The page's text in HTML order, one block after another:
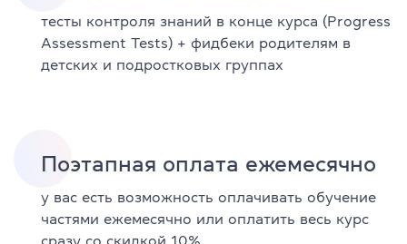
тесты контроля знаний в конце курса (Progress
Assessment Tests) + фидбеки родителям в
детских и подростковых группах
Поэтапная оплата ежемесячно
у вас есть возможность оплачивать обучение
частями ежемесячно или оплатить весь курс
сразу со скидкой 10%